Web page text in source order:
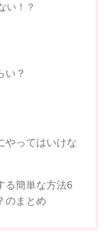
い！？
い？
やってはいけな
る簡単な方法6
のまとめ